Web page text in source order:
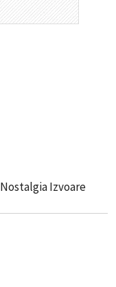
Izvoare